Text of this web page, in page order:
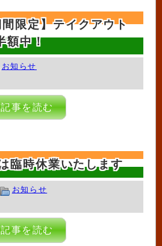
限定】テイクアウト
額中！
お知らせ
記事を読む
臨時休業いたします
お知らせ
記事を読む